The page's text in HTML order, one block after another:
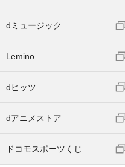
dミュージック
Lemino
dヒッツ
dアニメストア
ドコモスポーツくじ